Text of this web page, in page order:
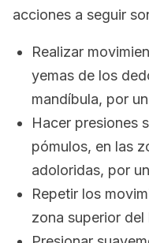
acciones a seguir
Realizar
yemas de los
mandíbula, por
Hacer presiones
pómulos, en las
adoloridas, por
Repetir los
zona superior